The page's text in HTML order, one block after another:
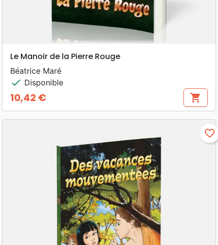
Le Manoir de la Pierre Rouge
Béatrice Maré
check Disponible
Prix
10,42 € shopping_cart
favorite_border